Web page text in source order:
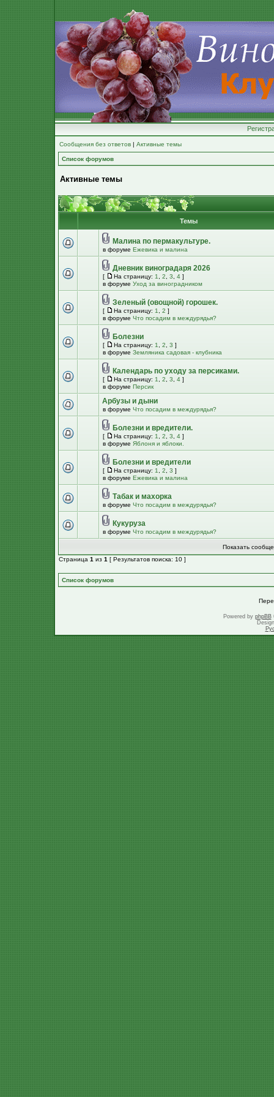
Сообщения без ответов | Активные темы
Список форумов
Активные темы
Темы
Малина по пермакультуре.
в форуме Ежевика и малина
Дневник виноградаря 2026
[ На страницу: 1 2 3 4 ]
в форуме Уход за виноградником
Зеленый (овощной) горошек.
[ На страницу: 1 2 ]
в форуме Что посадим в междурядья?
Болезни
[ На страницу: 1 2 3 ]
в форуме Земляника садовая - клубника
Календарь по уходу за персиками.
[ На страницу: 1 2 3 4 ]
в форуме Персик
Арбузы и дыни
в форуме Что посадим в междурядья?
Болезни и вредители.
[ На страницу: 1 2 3 4 ]
в форуме Яблоня и яблоки.
Болезни и вредители
[ На страницу: 1 2 3 ]
в форуме Ежевика и малина
Табак и махорка
в форуме Что посадим в междурядья?
Кукуруза
в форуме Что посадим в междурядья?
Показать
Страница 1 из 1 [ Результатов поиска: 10 ]
Список форумов
Powered by phpBB